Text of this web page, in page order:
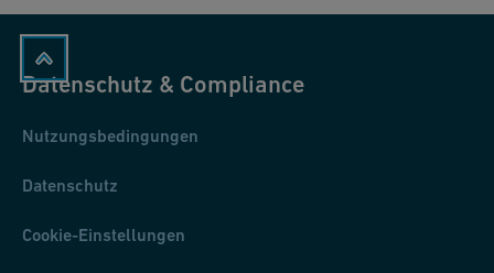
Datenschutz & Compliance
Nutzungsbedingungen
Datenschutz
Cookie-Einstellungen